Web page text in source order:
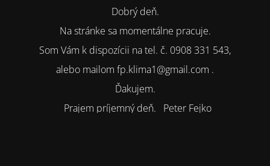
Dobrý deň.
Na stránke sa momentálne pracuje.
Som Vám k dispozícii na tel. č. 0908 331 543,
alebo mailom fp.klima1@gmail.com .
Ďakujem.
Prajem príjemný deň. Peter Fejko